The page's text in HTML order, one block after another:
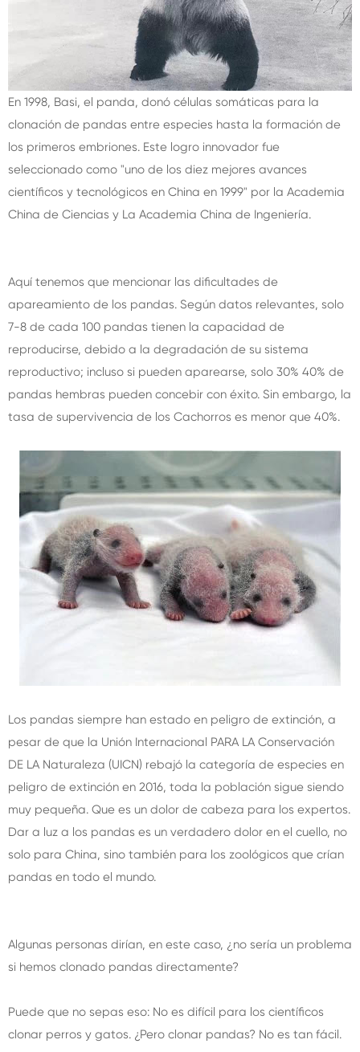
En 1998, Basi, el panda, donó células somáticas para la
clonación de pandas entre especies hasta la formación de
los primeros embriones. Este logro innovador fue
seleccionado como "uno de los diez mejores avances
científicos y tecnológicos en China en 1999" por la Academia
China de Ciencias y La Academia China de Ingeniería.
Aquí tenemos que mencionar las dificultades de
apareamiento de los pandas. Según datos relevantes, solo
7-8 de cada 100 pandas tienen la capacidad de
reproducirse, debido a la degradación de su sistema
reproductivo; incluso si pueden aparearse, solo 30% 40% de
pandas hembras pueden concebir con éxito. Sin embargo, la
tasa de supervivencia de los Cachorros es menor que 40%.
Los pandas siempre han estado en peligro de extinción, a
pesar de que la Unión Internacional PARA LA Conservación
DE LA Naturaleza (UICN) rebajó la categoría de especies en
peligro de extinción en 2016, toda la población sigue siendo
muy pequeña. Que es un dolor de cabeza para los expertos.
Dar a luz a los pandas es un verdadero dolor en el cuello, no
solo para China, sino también para los zoológicos que crían
pandas en todo el mundo.
Algunas personas dirían, en este caso, ¿no sería un problema
si hemos clonado pandas directamente?
Puede que no sepas eso: No es difícil para los científicos
clonar perros y gatos. ¿Pero clonar pandas? No es tan fácil.